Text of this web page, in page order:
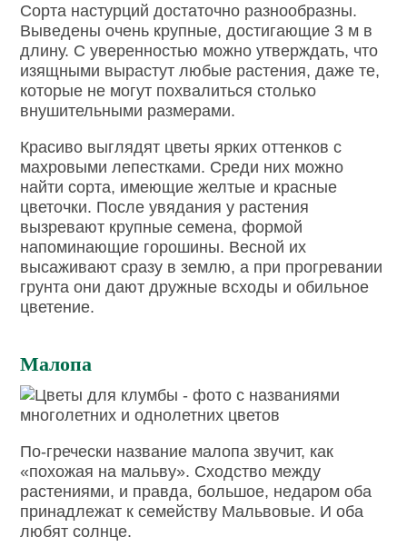
Сорта настурций достаточно разнообразны.
Выведены очень крупные, достигающие 3 м в
длину. С уверенностью можно утверждать, что
изящными вырастут любые растения, даже те,
которые не могут похвалиться столько
внушительными размерами.
Красиво выглядят цветы ярких оттенков с
махровыми лепестками. Среди них можно
найти сорта, имеющие желтые и красные
цветочки. После увядания у растения
вызревают крупные семена, формой
напоминающие горошины. Весной их
высаживают сразу в землю, а при прогревании
грунта они дают дружные всходы и обильное
цветение.
Малопа
По-гречески название малопа звучит, как
«похожая на мальву». Сходство между
растениями, и правда, большое, недаром оба
принадлежат к семейству Мальвовые. И оба
любят солнце.